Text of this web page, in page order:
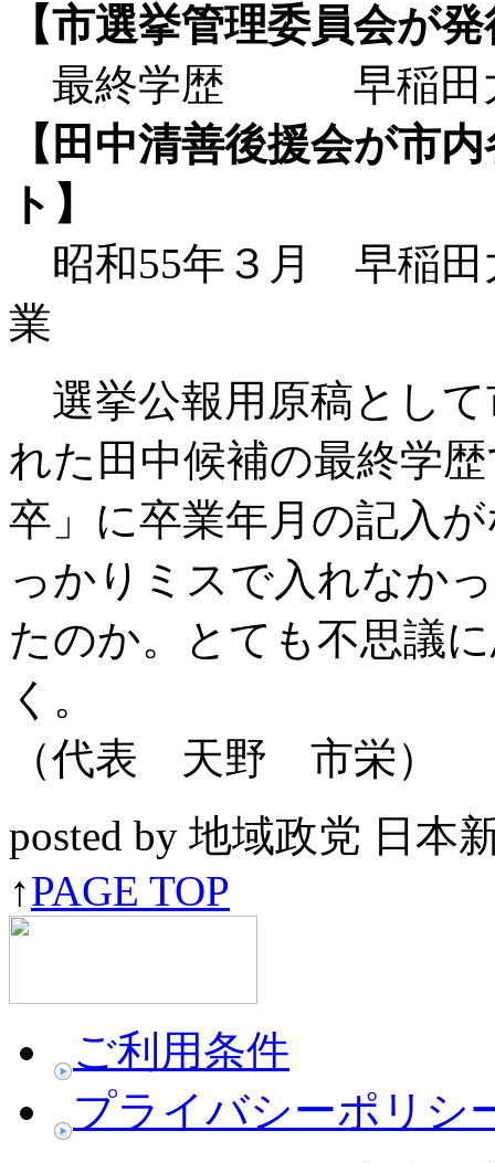
【市選挙管理委員会が
最終学歴 早稲田大
【田中清善後援会が市
ト】
昭和55年３月 早稲田
業
選挙公報用原稿として
れた田中候補の最終学
卒」に卒業年月の記入
っかりミスで入れなか
たのか。とても不思議
く。
（代表 天野 市栄
posted by 地域政党 日本
↑PAGE TOP
ご利用条件
プライバシーポリシ